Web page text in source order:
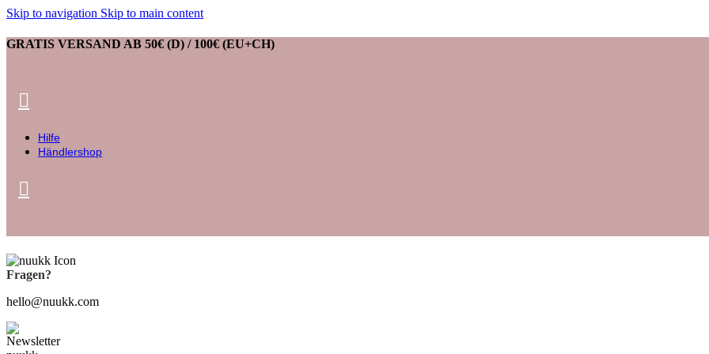
Skip to navigation Skip to main content
GRATIS VERSAND AB 50€ (D) / 100€ (EU+CH)
Hilfe
Händlershop
Fragen?
hello@nuukk.com